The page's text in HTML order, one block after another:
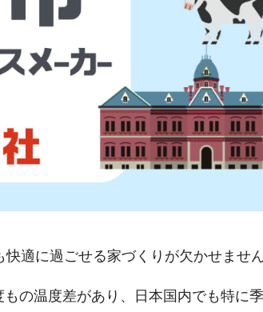
適に過ごせる家づくりが欠かせません
の温度差があり、日本国内でも特に